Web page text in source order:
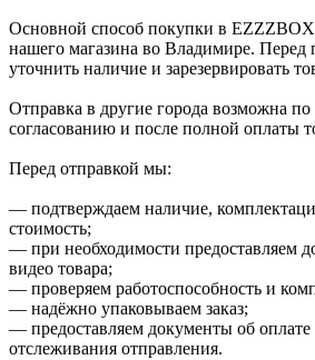
Основной способ покупки в
нашего магазина во Владимире. Перед
уточнить наличие и зарезервировать
Отправка в другие города возможна
согласованию и после полной оплаты
Перед отправкой мы:
— подтверждаем наличие,
стоимость;
— при необходимости предоставляем
видео товара;
— проверяем работоспособность и
— надёжно упаковываем заказ;
— предоставляем документы об
отслеживания отправления.